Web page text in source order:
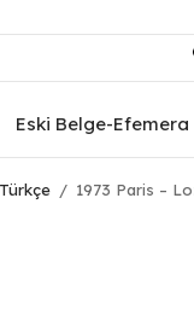
Eski Belge-Efemera
Türkçe / 1973 Paris –